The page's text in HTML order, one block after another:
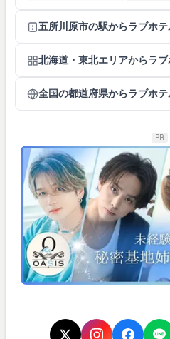
五所川原市の駅からラブホ
北海道・東北エリアからラ
全国の都道府県からラブホ
PR